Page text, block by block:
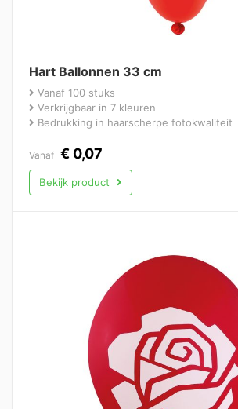
Hart Ballonnen 33 cm
Vanaf 100 stuks
Verkrijgbaar in 7 kleuren
Bedrukking in haarscherpe fotokwaliteit
Vanaf € 0,07
Bekijk product